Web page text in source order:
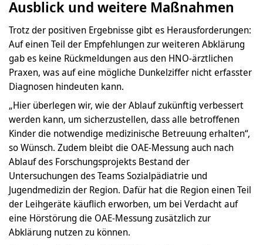
Ausblick und weitere Maßnahmen
Trotz der positiven Ergebnisse gibt es Herausforderungen:
Auf einen Teil der Empfehlungen zur weiteren Abklärung
gab es keine Rückmeldungen aus den HNO-ärztlichen
Praxen, was auf eine mögliche Dunkelziffer nicht erfasster
Diagnosen hindeuten kann.
„Hier überlegen wir, wie der Ablauf zukünftig verbessert
werden kann, um sicherzustellen, dass alle betroffenen
Kinder die notwendige medizinische Betreuung erhalten“,
so Wünsch. Zudem bleibt die OAE-Messung auch nach
Ablauf des Forschungsprojekts Bestand der
Untersuchungen des Teams Sozialpädiatrie und
Jugendmedizin der Region. Dafür hat die Region einen Teil
der Leihgeräte käuflich erworben, um bei Verdacht auf
eine Hörstörung die OAE-Messung zusätzlich zur
Abklärung nutzen zu können.